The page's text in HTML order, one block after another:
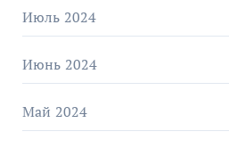
Июль 2024
Июнь 2024
Май 2024